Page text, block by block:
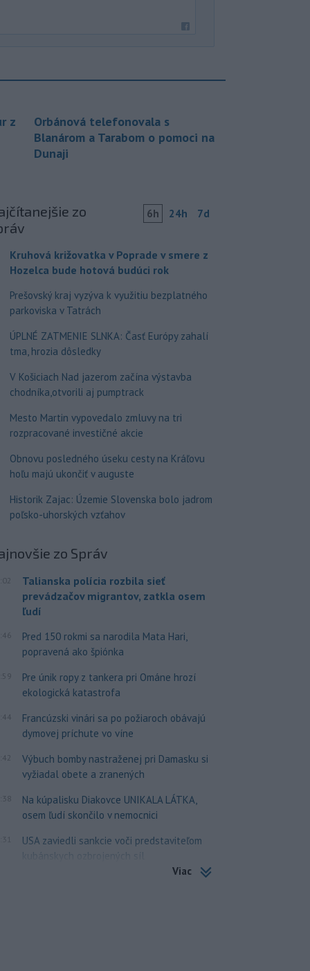
z
Orbánová telefonovala s
Blanárom a Tarabom o pomoci na
Dunaji
zo
6h 24h 7d
Kruhová križovatka v Poprade v smere z
Hozelca bude hotová budúci rok
Prešovský kraj vyzýva k využitiu bezplatného
parkoviska v Tatrách
ÚPLNÉ ZATMENIE SLNKA: Časť Európy zahalí
tma, hrozia dôsledky
V Košiciach Nad jazerom začína výstavba
chodníka,otvorili aj pumptrack
Mesto Martin vypovedalo zmluvy na tri
rozpracované investičné akcie
Obnovu posledného úseku cesty na Kráľovu
hoľu majú ukončiť v auguste
Historik Zajac: Územie Slovenska bolo jadrom
poľsko-uhorských vzťahov
zo Správ
Talianska polícia rozbila sieť
prevádzačov migrantov, zatkla osem
ľudí
Pred 150 rokmi sa narodila Mata Hari,
popravená ako špiónka
Pre únik ropy z tankera pri Ománe hrozí
ekologická katastrofa
Francúzski vinári sa po požiaroch obávajú
dymovej príchute vo víne
Výbuch bomby nastraženej pri Damasku si
vyžiadal obete a zranených
Na kúpalisku Diakovce UNIKALA LÁTKA,
osem ľudí skončilo v nemocnici
USA zaviedli sankcie voči predstaviteľom
kubánskych ozbrojených síl
Viac